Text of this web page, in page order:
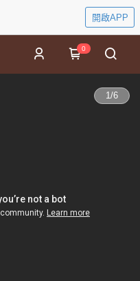
開啟APP
0
1/6